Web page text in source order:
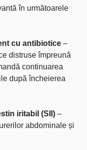
în următoarele
cu antibiotice –
distruse împreună
continuarea
după încheierea
iritabil (SII) –
abdominale și